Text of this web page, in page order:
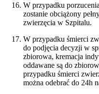
W przypadku
zostanie obciążony
zwierzęcia w Szpitalu.
W przypadku śmierci
do podjęcia decyzji w
zbiorowa, kremacja
oddawane są do
przypadku śmierci
można odebrać do 24h